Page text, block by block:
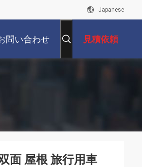
Japanese
問い合わせ 見積依頼
面 屋根 旅行用車